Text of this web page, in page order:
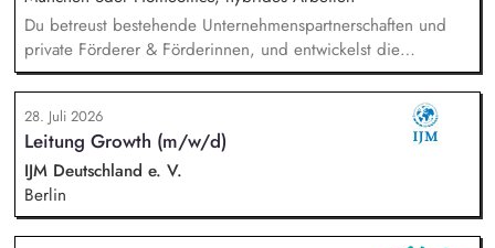
Du betreust bestehende Unternehmenspartnerschaften und
private Förderer & Förderinnen, und entwickelst die
Zusammenarbeit systematisch weiter. Du identifizierst neue
Unternehmen und Förderer & Förderinnen und sprichst sie
aktiv an. Du planst und setzt Fundraising-Maßnahmen
eigenständig um und verfolgst deren Ergebnisse. Du
arbeitest eng mit der Landesdirektion, dem Marketing und
unseren Programmkollegen zusammen.
28. Juli 2026
Leitung Growth (m/w/d)
IJM Deutschland e. V.
Berlin